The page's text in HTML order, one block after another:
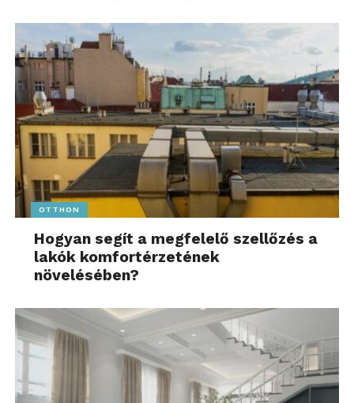
OTTHON
Hogyan segít a megfelelő szellőzés a
lakók komfortérzetének
növelésében?